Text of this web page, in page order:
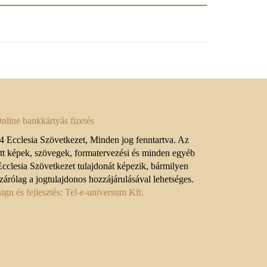
Ecclesia Szövetkezet, Minden jog fenntartva. Az
képek, szövegek, formatervezési és minden egyéb
Szövetkezet tulajdonát képezik, bármilyen
a jogtulajdonos hozzájárulásával lehetséges.
és fejlesztés: Tel-e-universum Kft.